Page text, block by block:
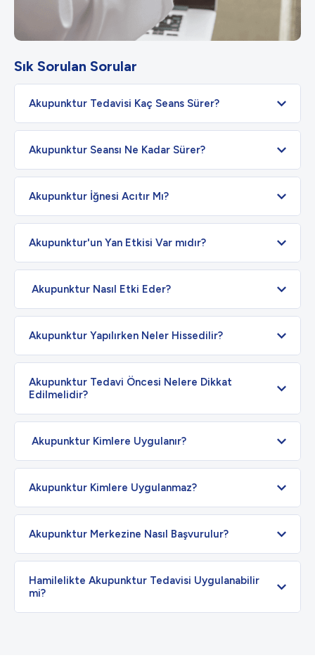
Sık Sorulan Sorular
Akupunktur Tedavisi Kaç Seans Sürer?
Akupunktur Seansı Ne Kadar Sürer?
Akupunktur İğnesi Acıtır Mı?
Akupunktur'un Yan Etkisi Var mıdır?
Akupunktur Nasıl Etki Eder?
Akupunktur Yapılırken Neler Hissedilir?
Akupunktur Tedavi Öncesi Nelere Dikkat
Edilmelidir?
Akupunktur Kimlere Uygulanır?
Akupunktur Kimlere Uygulanmaz?
Akupunktur Merkezine Nasıl Başvurulur?
Hamilelikte Akupunktur Tedavisi Uygulanabilir
mi?